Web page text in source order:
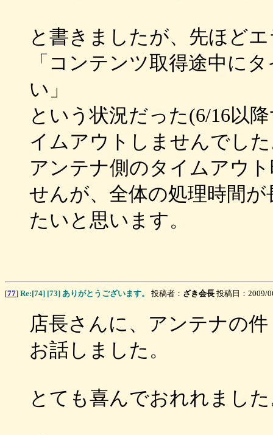
と書きましたが、先ほど
「コンテンツ取得途中に
い」
という状況だった(6/16以
イムアウトしませんでし
アンテナ側のタイムアウ
せんが、全体の処理時間
たいと思います。
[77] Re:[74] [73] ありがとうございます。 投稿者： ざき会長 投稿日：2009/
店長さんに、アンテナの件
お話しました。
とても喜んでおれれまし